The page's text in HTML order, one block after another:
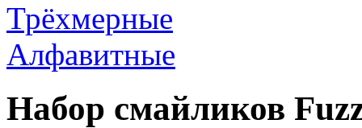
Трёхмерные
Алфавитные
Набор смайликов